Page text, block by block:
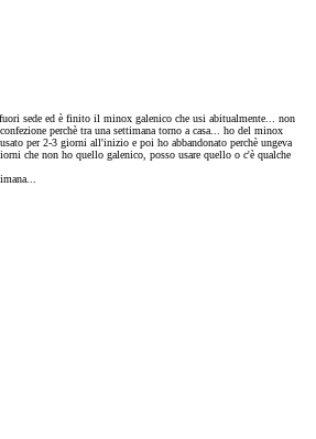
sede ed è finito il minox galenico che usi abitualmente... non
perchè tra una settimana torno a casa... ho del minox
per 2-3 giorni all'inizio e poi ho abbandonato perchè ungeva
che non ho quello galenico, posso usare quello o c'è qualche